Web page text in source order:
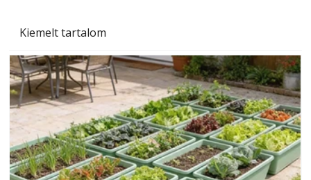
Kiemelt tartalom